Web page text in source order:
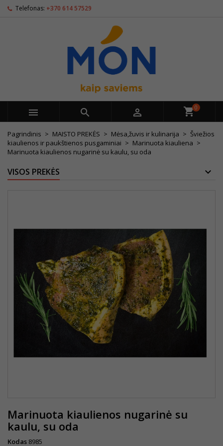
Telefonas: +370 614 57529
   0
Pagrindinis MAISTO PREKĖS Mėsa,žuvis ir kulinarija
Šviežios
kiaulienos ir paukštienos pusgaminiai
Marinuota kiauliena
Marinuota kiaulienos nugarinė su kaulu, su oda
VISOS PREKĖS
Marinuota kiaulienos nugarinė su
kaulu, su oda
Kodas 8985